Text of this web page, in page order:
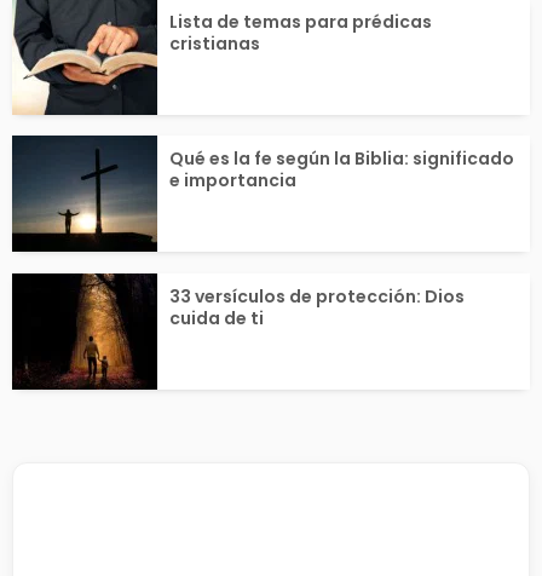
Lista de temas para prédicas
cristianas
Qué es la fe según la Biblia: significado
e importancia
33 versículos de protección: Dios
cuida de ti